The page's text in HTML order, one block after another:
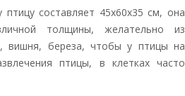
составляет 45х60х35 см, она
толщины, желательно из
вишня, береза, чтобы у птицы на
птицы, в клетках часто